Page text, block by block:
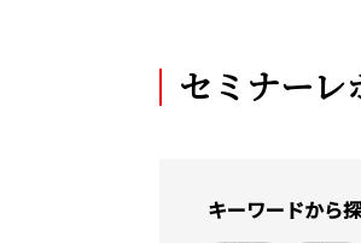
セミナーレ
キーワードから